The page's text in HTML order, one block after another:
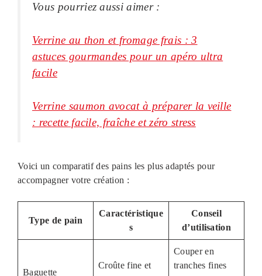
Vous pourriez aussi aimer :
Verrine au thon et fromage frais : 3
astuces gourmandes pour un apéro ultra
facile
Verrine saumon avocat à préparer la veille
: recette facile, fraîche et zéro stress
Voici un comparatif des pains les plus adaptés pour
accompagner votre création :
Type de pain
Caractéristique
s
Conseil
d’utilisation
Baguette
Croûte fine et
Couper en
tranches fines